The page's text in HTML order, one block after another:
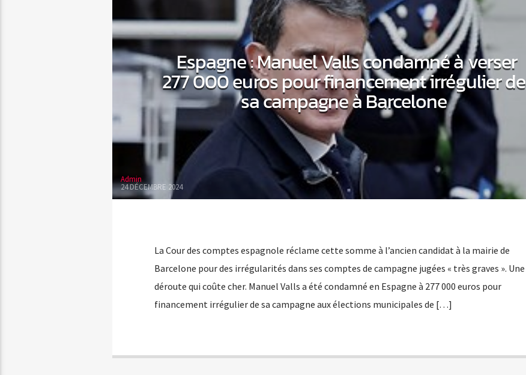
Espagne : Manuel Valls condamné à verser
277 000 euros pour financement irrégulier de
sa campagne à Barcelone
Admin
24 DÉCEMBRE 2024
La Cour des comptes espagnole réclame cette somme à l’ancien candidat à la mairie de
Barcelone pour des irrégularités dans ses comptes de campagne jugées « très graves ». Une
déroute qui coûte cher. Manuel Valls a été condamné en Espagne à 277 000 euros pour
financement irrégulier de sa campagne aux élections municipales de […]